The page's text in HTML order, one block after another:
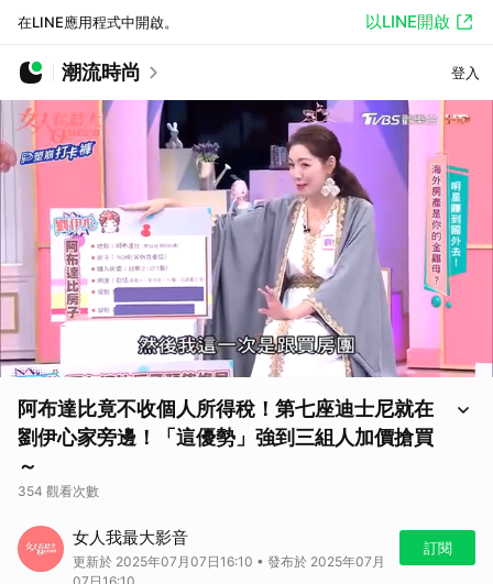
在LINE應用程式中開啟。 以LINE開啟
潮流時尚 登入
阿布達比竟不收個人所得稅！第七座迪士尼就在
劉伊心家旁邊！「這優勢」強到三組人加價搶買
～
354 觀看次數
隨著全球房地產市場的興盛，許多人選擇到海外投資置產。阿布達比憑藉
其免個人所得稅的優勢，成為投資者的熱門選擇。此外，第七座迪士尼樂
園即將落戶於劉伊心家附近，進一步提升了當地的吸引力。該地區不僅擁
女人我最大影音
更新於 2025年07月07日16:10 • 發布於 2025年07月
訂閱